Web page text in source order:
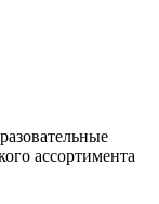
ассортимента